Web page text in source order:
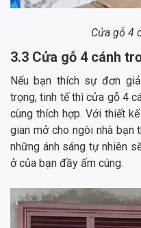
Cửa gỗ 4
3.3 Cửa gỗ 4 cánh
Nếu bạn thích sự đơn
trọng, tinh tế thì cửa gỗ 4
cùng thích hợp. Với thiết
gian mở cho ngôi nhà bạn
những ánh sáng tự nhiên
ở của bạn đầy ấm cúng.